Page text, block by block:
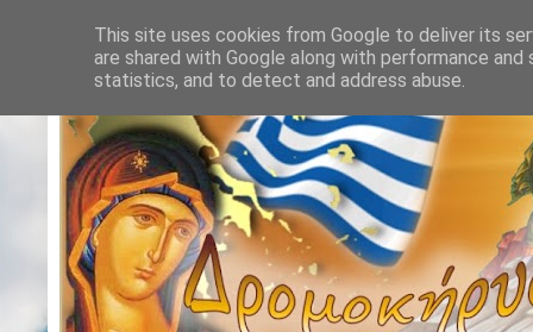
This site uses cookies from Google to deliver its
are shared with Google along with performance
statistics, and to detect and address abuse.